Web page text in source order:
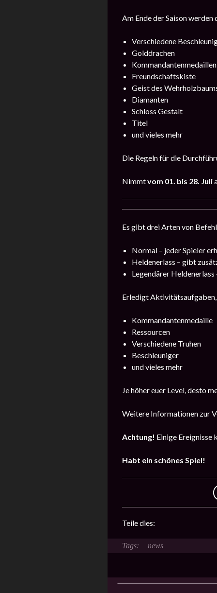
Am Ende der Saison
Verschiedene
Golddrachen
Kommandantenmedaillen
Freundschaftskiste
Geist des
Diamanten
Schloss Gestalt
Titel
und vieles mehr
Die Regeln für die
Nimmtvom 01. bis 28. Juli
Es gibt drei Arten von
Normal – jeder Spieler
Heldenerlass – gibt
Legendärer
Erledigt Aktivitätsaufgaben,
Kommandantenmedaille
Ressourcen
Verschiedene Truhen
Beschleuniger
und vieles mehr
Je höher euer Level, desto
Weitere Informationen zur
Achtung! Einige Ereignisse
Habt ein schönes Spiel!
Teile dies:
news